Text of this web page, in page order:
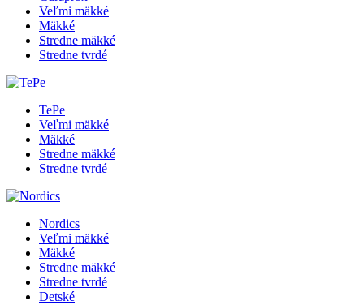
Veľmi mäkké
Mäkké
Stredne mäkké
Stredne tvrdé
TePe
Veľmi mäkké
Mäkké
Stredne mäkké
Stredne tvrdé
Nordics
Veľmi mäkké
Mäkké
Stredne mäkké
Stredne tvrdé
Detské